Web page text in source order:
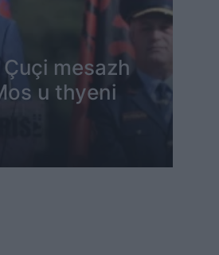
mesazh
u thyeni